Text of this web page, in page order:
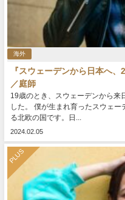
海外
『スウェーデンから日本へ
／庭師
19歳のとき、スウェーデンから来
した。 僕が生まれ育ったスウェ
る北欧の国です。日...
2024.02.05
PLUS